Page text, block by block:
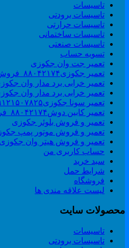
تاسیسات
تاسیسات برودتی
تاسیسات حرارتی
تاسیسات ساختمانی
تاسیسات صنعتی
تسویه حساب
تعمیر جت وان جکوزی
تعمیر جکوزی۸۸۰۴۲۱۷۴_فروش وان_جکوزی
تعمیر خرابی برد مدار وان جکوزی
تعمیر خرابی برد مدار وان جکوزی
تعمیر سونا جکوزی۰۹۱۲۱۵۰۷۸۲۵#| Sauna | Jacuzzi
تعمیر کابین دوش۸۸۰۴۲۱۷۴_فروش کابین دوش
تعمیر و فروش بلوئر جکوزی
تعمیر و فروش موتور پمپ جکوزی
تعمیر و فروش هیتر وان جکوزی
حساب کاربری من
سبد خرید
شرایط حمل
فروشگاه
لیست علاقه مندی ها
سایت
تاسیسات
تاسیسات برودتی